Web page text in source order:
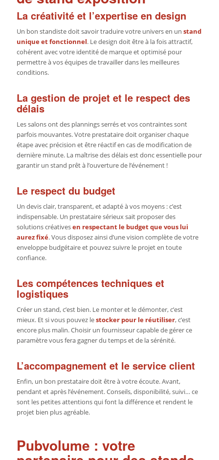
La créativité et l’expertise en design
Un bon standiste doit savoir traduire votre univers en un stand
unique et fonctionnel. Le design doit être à la fois attractif,
cohérent avec votre identité de marque et optimisé pour
permettre à vos équipes de travailler dans les meilleures
conditions.
La gestion de projet et le respect des
délais
Les salons ont des plannings serrés et vos contraintes sont
parfois mouvantes. Votre prestataire doit organiser chaque
étape avec précision et être réactif en cas de modification de
dernière minute. La maîtrise des délais est donc essentielle pour
garantir un stand prêt à l’ouverture de l’événement !
Le respect du budget
Un devis clair, transparent, et adapté à vos moyens : c’est
indispensable. Un prestataire sérieux sait proposer des
solutions créativesen respectant le budget que vous lui
aurez fixé. Vous disposez ainsi d’une vision complète de votre
enveloppe budgétaire et pouvez suivre le projet en toute
confiance.
Les compétences techniques et
logistiques
Créer un stand, c’est bien. Le monter et le démonter, c’est
mieux. Et si vous pouvez lestocker pour le réutiliser, c’est
encore plus malin. Choisir un fournisseur capable de gérer ce
paramètre vous fera gagner du temps et de la sérénité.
L’accompagnement et le service client
Enfin, un bon prestataire doit être à votre écoute. Avant,
pendant et après l’événement. Conseils, disponibilité, suivi… ce
sont les petites attentions qui font la différence et rendent le
projet bien plus agréable.
Pubvolume : votre